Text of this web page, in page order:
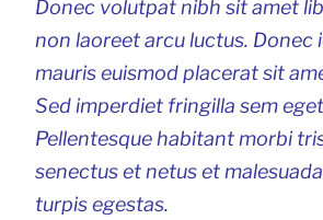
Donec volutpat nibh sit amet
non laoreet arcu luctus. Donec
mauris euismod placerat sit
Sed imperdiet fringilla sem
Pellentesque habitant morbi
senectus et netus et
turpis egestas.